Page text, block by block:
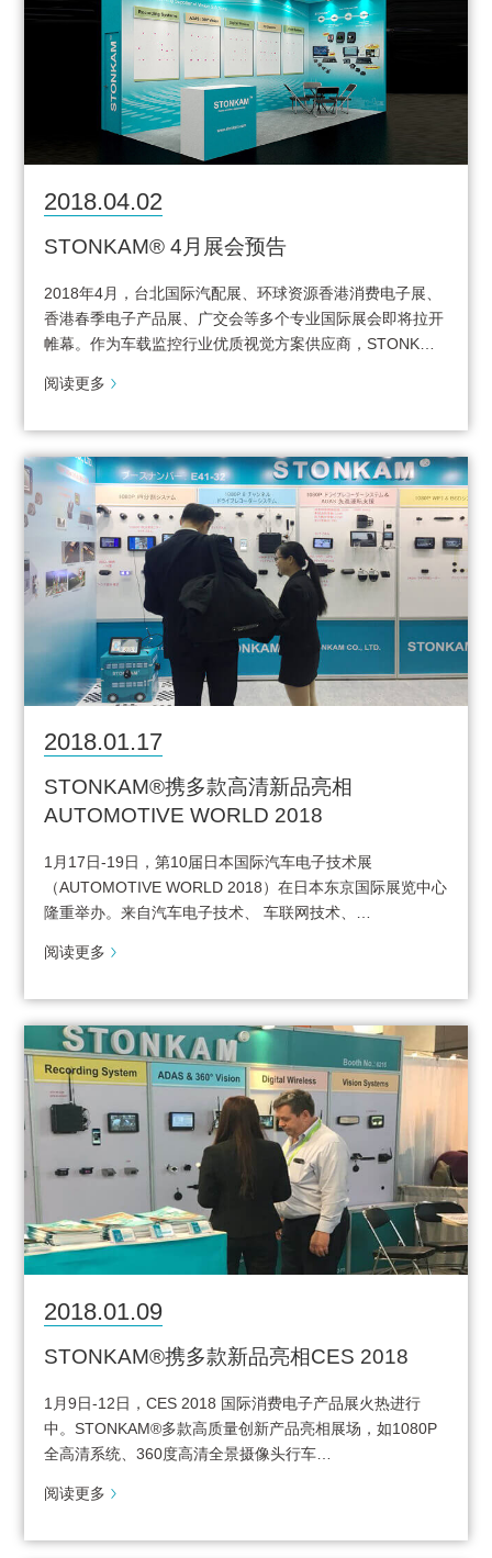
2018.04.02
STONKAM® 4月展会预告
2018年4月，台北国际汽配展、环球资源香港消费电子展、
香港春季电子产品展、广交会等多个专业国际展会即将拉开
帷幕。作为车载监控行业优质视觉方案供应商，STONK…
阅读更多
2018.01.17
STONKAM®携多款高清新品亮相
AUTOMOTIVE WORLD 2018
1月17日-19日，第10届日本国际汽车电子技术展
（AUTOMOTIVE WORLD 2018）在日本东京国际展览中心
隆重举办。来自汽车电子技术、 车联网技术、…
阅读更多
2018.01.09
STONKAM®携多款新品亮相CES 2018
1月9日-12日，CES 2018 国际消费电子产品展火热进行
中。STONKAM®多款高质量创新产品亮相展场，如1080P
全高清系统、360度高清全景摄像头行车…
阅读更多